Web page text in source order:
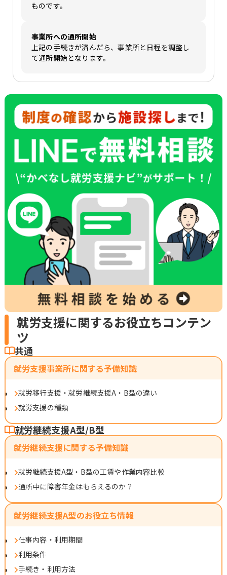
ものです。
事業所への通所開始
上記の手続きが済んだら、事業所と日程を調整し
て通所開始となります。
就労支援に関するお役立ちコンテン
ツ
共通
就労支援事業所に関する予備知識
就労移行支援・就労継続支援A・B型の違い
就労支援の種類
就労継続支援A型/B型
就労継続支援に関する予備知識
就労継続支援A型・B型の工賃や作業内容比較
通所中に障害年金はもらえるのか？
就労継続支援A型のお役立ち情報
仕事内容・利用期間
利用条件
手続き・利用方法